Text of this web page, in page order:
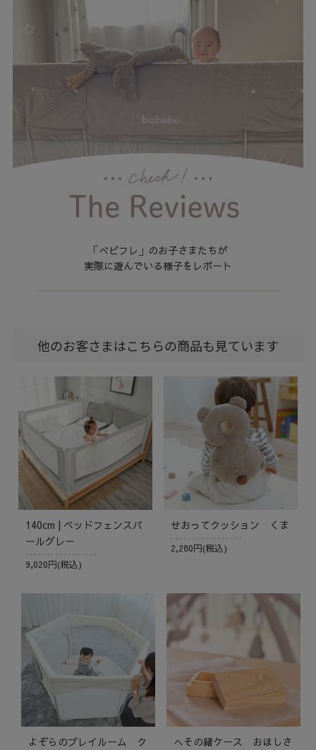
「べビフレ」のお子さまたちが
実際に遊んでいる様子をレポート
他のお客さまはこちらの商品も見ています
140cm | ベッドフェンスパ
ールグレー
9,020円(税込)
せおってクッション くま
2,280円(税込)
よぞらのプレイルーム ク
へその緒ケース おほしさ